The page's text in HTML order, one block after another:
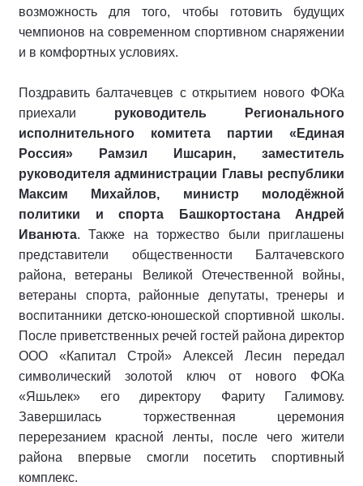
возможность для того, чтобы готовить будущих
чемпионов на современном спортивном снаряжении
и в комфортных условиях.
Поздравить балтачевцев с открытием нового ФОКа
приехали руководитель Регионального
исполнительного комитета партии «Единая
Россия» Рамзил Ишсарин, заместитель
руководителя администрации Главы республики
Максим Михайлов, министр молодёжной
политики и спорта Башкортостана Андрей
Иванюта. Также на торжество были приглашены
представители общественности Балтачевского
района, ветераны Великой Отечественной войны,
ветераны спорта, районные депутаты, тренеры и
воспитанники детско-юношеской спортивной школы.
После приветственных речей гостей района директор
ООО «Капитал Строй» Алексей Лесин передал
символический золотой ключ от нового ФОКа
«Яшьлек» его директору Фариту Галимову.
Завершилась торжественная церемония
перерезанием красной ленты, после чего жители
района впервые смогли посетить спортивный
комплекс.